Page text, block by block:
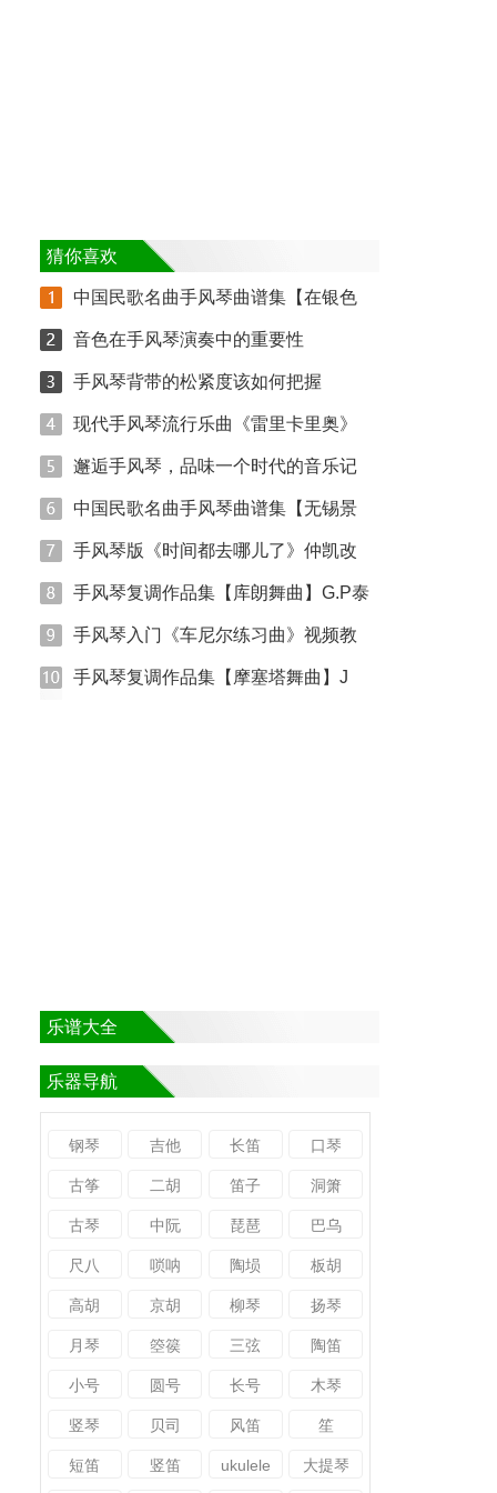
猜你喜欢
中国民歌名曲手风琴曲谱集【在银色
音色在手风琴演奏中的重要性
手风琴背带的松紧度该如何把握
现代手风琴流行乐曲《雷里卡里奥》
邂逅手风琴，品味一个时代的音乐记
中国民歌名曲手风琴曲谱集【无锡景
手风琴版《时间都去哪儿了》仲凯改
手风琴复调作品集【库朗舞曲】G.P泰
手风琴入门《车尼尔练习曲》视频教
手风琴复调作品集【摩塞塔舞曲】J
乐谱大全
乐器导航
钢琴 吉他 长笛 口琴
古筝 二胡 笛子 洞箫
古琴 中阮 琵琶 巴乌
尺八 唢呐 陶埙 板胡
高胡 京胡 柳琴 扬琴
月琴 箜篌 三弦 陶笛
小号 圆号 长号 木琴
竖琴 贝司 风笛 笙
短笛 竖笛 ukulele 大提琴